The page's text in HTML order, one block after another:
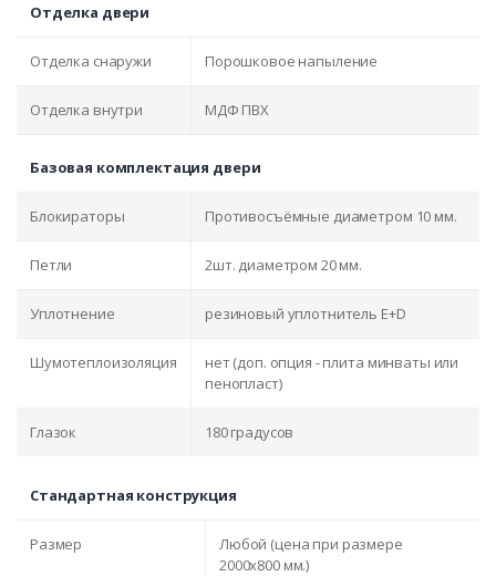
Отделка двери
Отделка снаружи Порошковое напыление
Отделка внутри МДФ ПВХ
Базовая комплектация двери
Блокираторы Противосъёмные диаметром 10 мм.
Петли 2шт. диаметром 20 мм.
Уплотнение резиновый уплотнитель E+D
Шумотеплоизоляция
нет (доп. опция - плита минваты или
пенопласт)
Глазок 180 градусов
Стандартная конструкция
Размер
Любой (цена при размере
2000x800 мм.)